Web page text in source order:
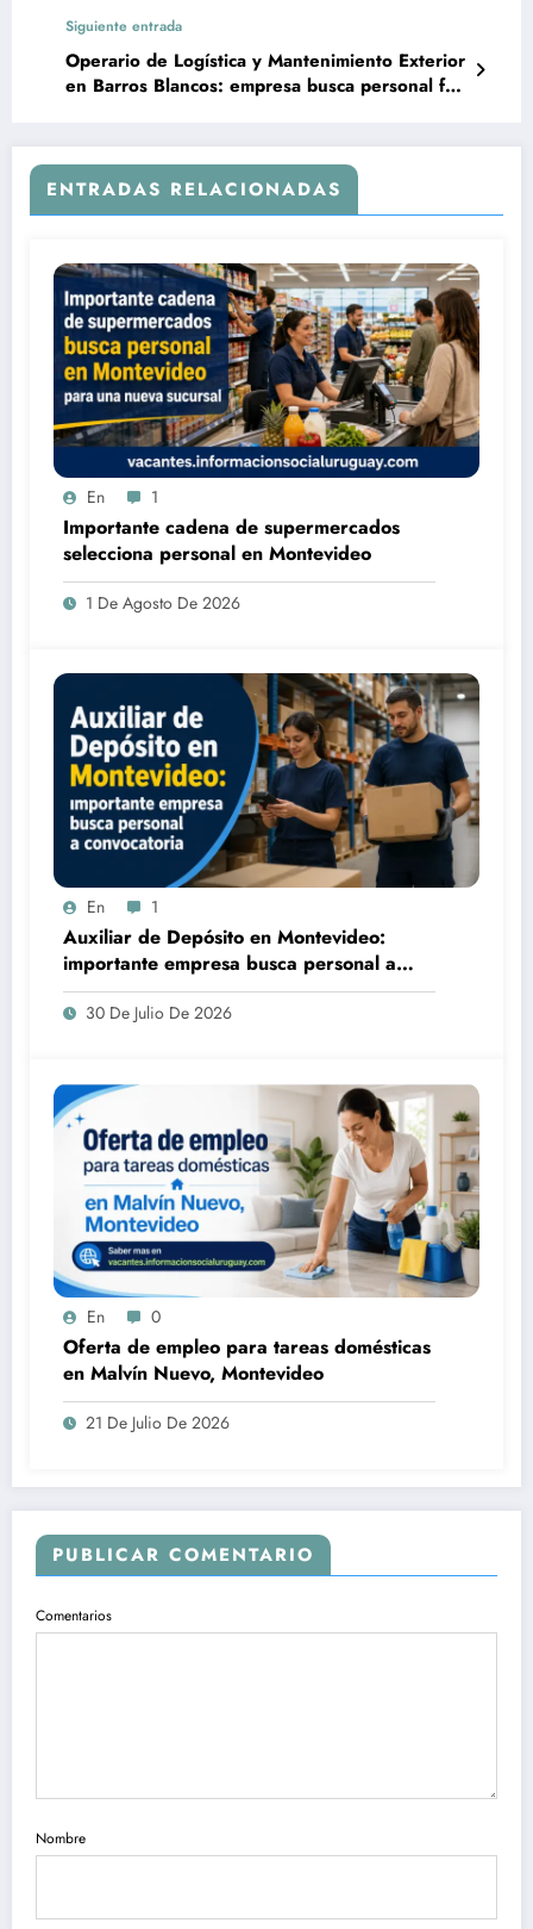
Siguiente entrada
Operario de Logística y Mantenimiento Exterior
en Barros Blancos: empresa busca personal full
ENTRADAS RELACIONADAS
En 1
Importante cadena de supermercados
selecciona personal en Montevideo
1 De Agosto De 2026
En 1
Auxiliar de Depósito en Montevideo:
importante empresa busca personal a
convocatoria
30 De Julio De 2026
En 0
Oferta de empleo para tareas domésticas
en Malvín Nuevo, Montevideo
21 De Julio De 2026
PUBLICAR COMENTARIO
Comentarios
Nombre